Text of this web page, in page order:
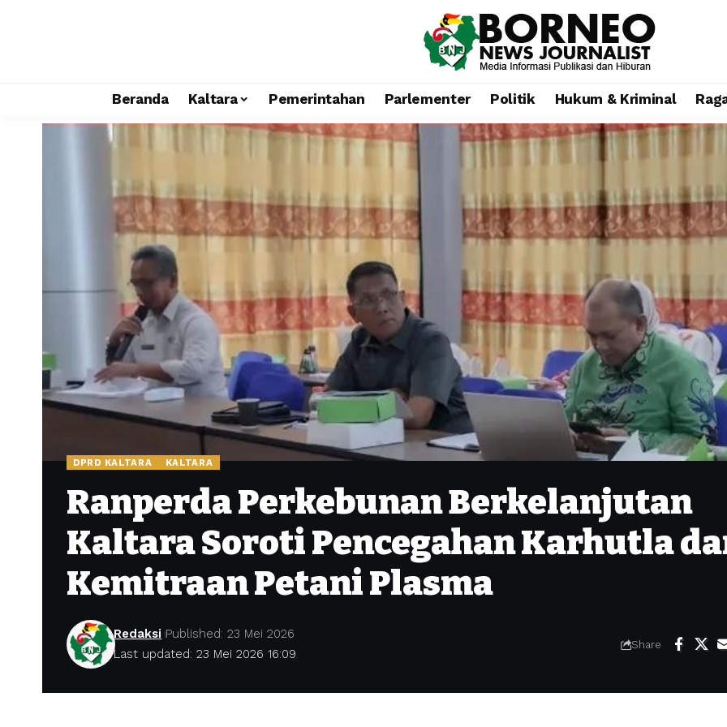
Beranda Kaltara Pemerintahan Parlementer Politik Hukum & Kriminal
DPRD KALTARA KALTARA
Ranperda Perkebunan Berkelanjutan
Kaltara Soroti Pencegahan Karhutla
Kemitraan Petani Plasma
Last updated: 23 Mei 2026 16:09
Redaksi Published: 23 Mei 2026
Share